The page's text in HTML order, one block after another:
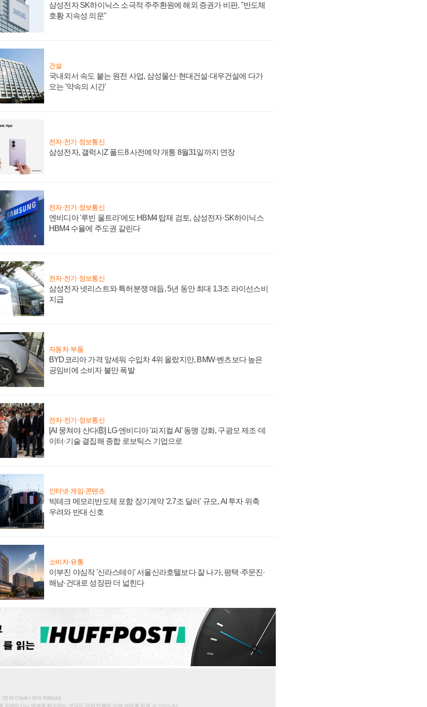
삼성전자 SK하이닉스 소극적 주주환원에 해외 증권가 비판, "반도체
호황 지속성 의문"
건설
국내외서 속도 붙는 원전 사업, 삼성물산·현대건설·대우건설에 다가
오는 '약속의 시간'
전자·전기·정보통신
삼성전자, 갤럭시Z 폴드8 사전예약 개통 8월31일까지 연장
전자·전기·정보통신
엔비디아 '루빈 울트라'에도 HBM4 탑재 검토, 삼성전자·SK하이닉스
HBM4 수율에 주도권 갈린다
전자·전기·정보통신
삼성전자 넷리스트와 특허분쟁 매듭, 5년 동안 최대 1.3조 라이선스비
지급
자동차·부품
BYD코리아 가격 앞세워 수입차 4위 올랐지만, BMW·벤츠보다 높은
공임비에 소비자 불만 폭발
전자·전기·정보통신
[AI 뭉쳐야 산다⑧] LG·엔비디아 '피지컬 AI' 동맹 강화, 구광모 제조·데
이터·기술 결집해 종합 로보틱스 기업으로
인터넷·게임·콘텐츠
빅테크 메모리반도체 포함 장기계약 '2.7조 달러' 규모, AI 투자 위축
우려와 반대 신호
소비자·유통
이부진 야심작 '신라스테이' 서울신라호텔보다 잘 나가, 평택·주문진·
해남·건대로 성장판 더 넓힌다
현재 0 byte / 최대 400byte)
침해하거나 명예를 훼손하는 댓글은 관련 법률에 의해 제재를 받을 수 있습니다.